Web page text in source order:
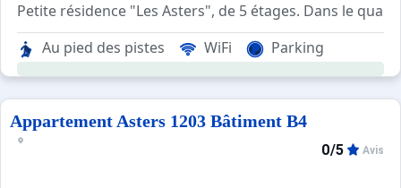
Petite résidence "Les Asters", de 5 étages. Dans le
Au pied des pistes
WiFi Parking
Appartement Asters 1203 Bâtiment B4
0/5 Avis